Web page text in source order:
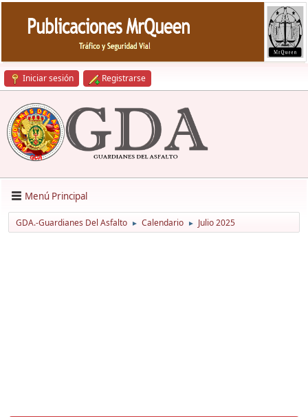
Iniciar sesión Registrarse
Menú Principal
GDA.-Guardianes Del Asfalto ► Calendario ► Julio 2025